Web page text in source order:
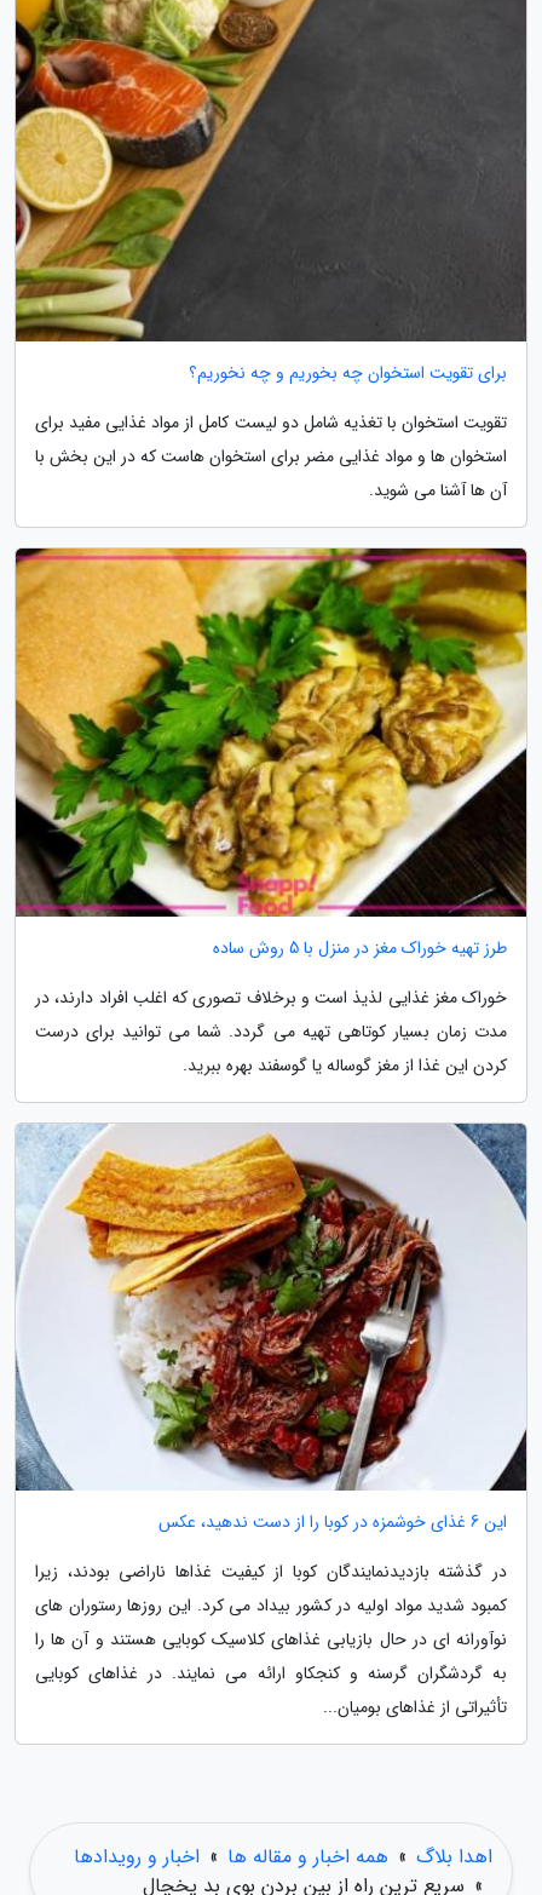
برای تقویت استخوان چه بخوریم و چه نخوریم؟
تقویت استخوان با تغذیه شامل دو لیست کامل از مواد غذایی مفید برای
استخوان ها و مواد غذایی مضر برای استخوان هاست که در این بخش با
آن ها آشنا می شوید.
طرز تهیه خوراک مغز در منزل با 5 روش ساده
خوراک مغز غذایی لذیذ است و برخلاف تصوری که اغلب افراد دارند، در
مدت زمان بسیار کوتاهی تهیه می گردد. شما می توانید برای درست
کردن این غذا از مغز گوساله یا گوسفند بهره ببرید.
این 6 غذای خوشمزه در کوبا را از دست ندهید، عکس
در گذشته بازدیدنمایندگان کوبا از کیفیت غذاها ناراضی بودند، زیرا
کمبود شدید مواد اولیه در کشور بیداد می کرد. این روزها رستوران های
نوآورانه ای در حال بازیابی غذاهای کلاسیک کوبایی هستند و آن ها را
به گردشگران گرسنه و کنجکاو ارائه می نمایند. در غذاهای کوبایی
تأثیراتی از غذاهای بومیان...
اهدا بلاگ » همه اخبار و مقاله ها » اخبار و رویدادها
» سریع ترین راه از بین بردن بوی بد یخچال